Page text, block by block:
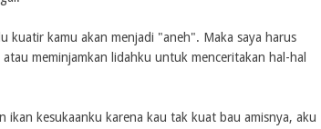
kuatir kamu akan menjadi "aneh". Maka saya harus
meminjamkan lidahku untuk menceritakan hal-hal
kesukaanku karena kau tak kuat bau amisnya, aku